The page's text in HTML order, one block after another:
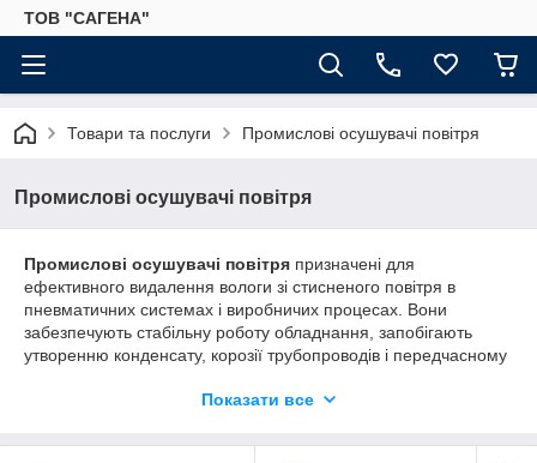
ТОВ "САГЕНА"
Товари та послуги Промислові осушувачі повітря
Промислові осушувачі повітря
Промислові осушувачі повітря призначені для
ефективного видалення вологи зі стисненого повітря в
пневматичних системах і виробничих процесах. Вони
забезпечують стабільну роботу обладнання, запобігають
утворенню конденсату, корозії трубопроводів і передчасному
підприємствах, де важлива висока якість повітря та надійність
Показати все